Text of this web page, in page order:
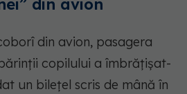
din avion
din avion, pasagera
copilului a îmbrățișat-
un bilețel scris de mână în